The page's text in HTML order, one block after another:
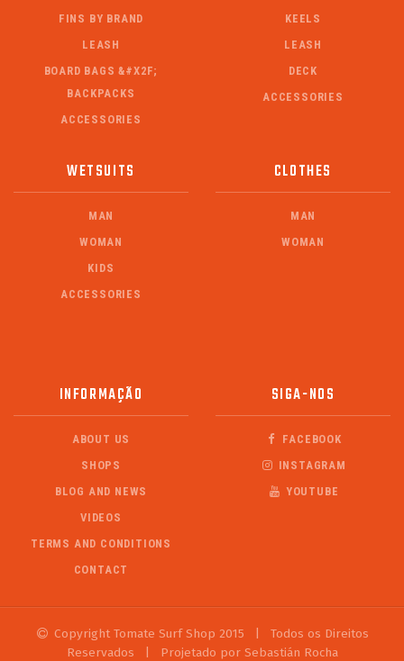
FINS BY BRAND
LEASH
BOARD BAGS &#X2F;
BACKPACKS
ACCESSORIES
KEELS
LEASH
DECK
ACCESSORIES
WETSUITS
MAN
WOMAN
KIDS
ACCESSORIES
CLOTHES
MAN
WOMAN
INFORMAÇÃO
ABOUT US
SHOPS
BLOG AND NEWS
VIDEOS
TERMS AND CONDITIONS
CONTACT
SIGA-NOS
FACEBOOK
INSTAGRAM
YOUTUBE
Copyright Tomate Surf Shop 2015
Todos os Direitos
Reservados
Projetado por Sebastián Rocha